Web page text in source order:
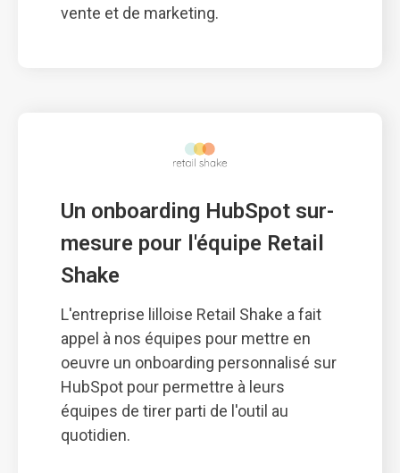
vente et de marketing.
Un onboarding HubSpot sur-
mesure pour l'équipe Retail
Shake
L'entreprise lilloise Retail Shake a fait
appel à nos équipes pour mettre en
oeuvre un onboarding personnalisé sur
HubSpot pour permettre à leurs
équipes de tirer parti de l'outil au
quotidien.